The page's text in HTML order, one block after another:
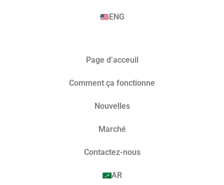
ENG
Page d’acceuil
Comment ça fonctionne
Nouvelles
Marché​
Contactez-nous
AR